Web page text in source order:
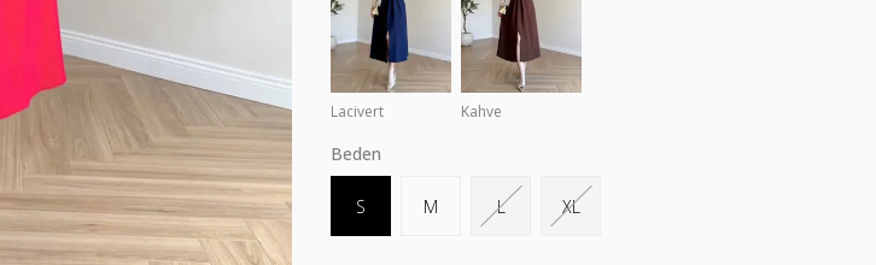
Lacivert Kahve
Beden
S M L XL